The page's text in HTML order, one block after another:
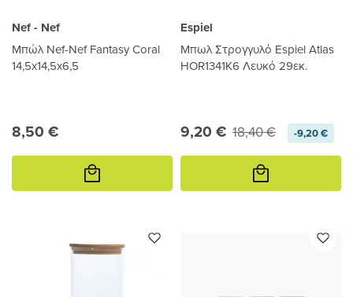
Nef - Nef
Μπώλ Nef-Nef Fantasy Coral
14,5x14,5x6,5
8,50 €
Προσθήκη
καλάθι
Espiel
Μπωλ Στρογγυλό Espiel Atlas
HOR1341K6 Λευκό 29εκ.
9,20 € 18,40 € -9,20 €
Προσθήκη
καλάθι